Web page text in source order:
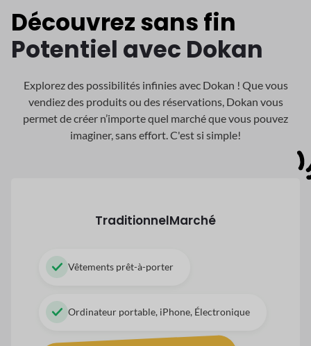
Découvrez sans fin
Potentiel avec Dokan
Explorez des possibilités infinies avec Dokan ! Que vous
vendiez des produits ou des réservations, Dokan vous
permet de créer n’importe quel marché que vous pouvez
imaginer, sans effort. C'est si simple!
TraditionnelMarché
Vêtements prêt-à-porter
Ordinateur portable, iPhone, Électronique